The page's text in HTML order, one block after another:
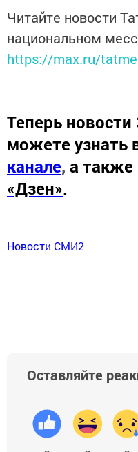
Читайте новости
национальном
https://max.ru/
Теперь
можете узнать
канале, а также
«Дзен».
Новости СМИ2
Оставляйте